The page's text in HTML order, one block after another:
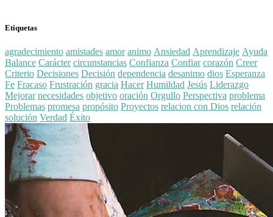
Etiquetas
agradecimiento amistades amor animo Ansiedad Aprendizaje Ayuda
Balance Carácter circunstancias Confianza Confiar corazón Creer
Criterio Decisiones Decisión dependencia desanimo dios Esperanza
Fe Fracaso Frustración gracia Hacer Humildad Jesús Liderazgo
Mejorar necesidades objetivo oración Orgullo Perspectiva problema
Problemas promesa propósito Proyectos relacion con Dios relación
solución Verdad Éxito